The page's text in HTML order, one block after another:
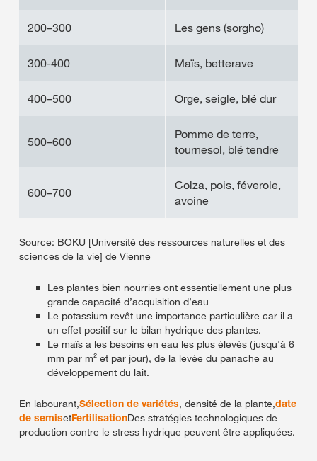
200–300 Les gens (sorgho)
300-400 Maïs, betterave
400–500 Orge, seigle, blé dur
500–600
Pomme de terre,
tournesol, blé tendre
600–700
Colza, pois, féverole,
avoine
Source: BOKU [Université des ressources naturelles et des
sciences de la vie] de Vienne
Les plantes bien nourries ont essentiellement une plus
grande capacité d’acquisition d’eau
Le potassium revêt une importance particulière car il a
un effet positif sur le bilan hydrique des plantes.
Le maïs a les besoins en eau les plus élevés (jusqu'à 6
mm par m² et par jour), de la levée du panache au
développement du lait.
En labourant,Sélection de variétés, densité de la plante,date
de semisetFertilisationDes stratégies technologiques de
production contre le stress hydrique peuvent être appliquées.